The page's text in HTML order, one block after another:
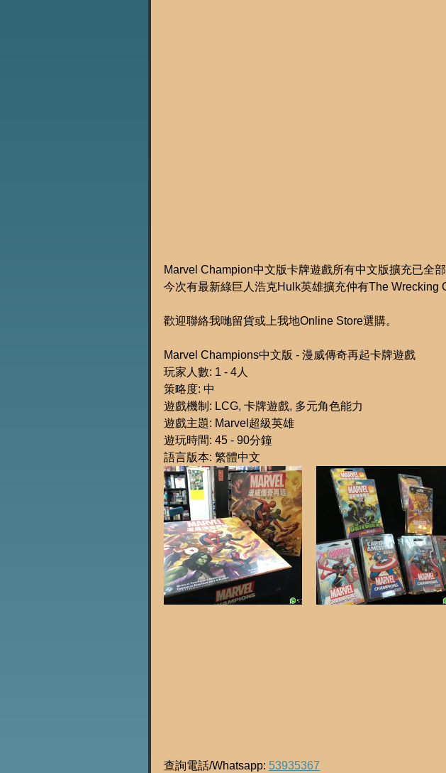
Marvel Champion中文版卡牌遊戲所有中文版擴充已全部
今次有最新綠巨人浩克Hulk英雄擴充仲有The Wrecking
歡迎聯絡我哋留貨或上我地Online Store選購。
Marvel Champions中文版 - 漫威傳奇再起卡牌遊戲
玩家人數: 1 - 4人
策略度: 中
遊戲機制: LCG, 卡牌遊戲, 多元角色能力
遊戲主題: Marvel超級英雄
遊玩時間: 45 - 90分鐘
語言版本: 繁體中文
查詢電話/Whatsapp: 53935367